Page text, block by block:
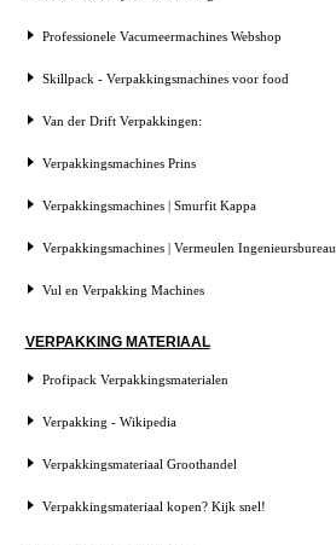
Professionele Vacumeermachines Webshop
Skillpack - Verpakkingsmachines voor food
Van der Drift Verpakkingen:
Verpakkingsmachines Prins
Verpakkingsmachines | Smurfit Kappa
Verpakkingsmachines | Vermeulen Ingenieursbureau
Vul en Verpakking Machines
VERPAKKING MATERIAAL
Profipack Verpakkingsmaterialen
Verpakking - Wikipedia
Verpakkingsmateriaal Groothandel
Verpakkingsmateriaal kopen? Kijk snel!